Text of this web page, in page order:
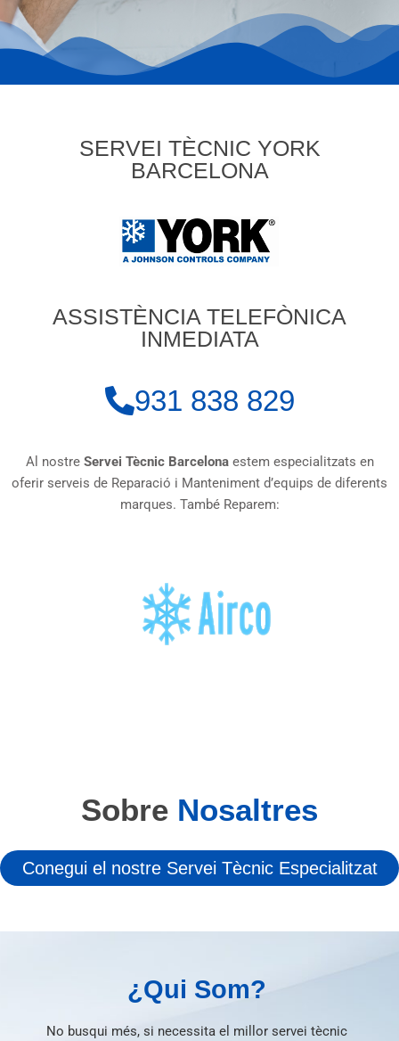
SERVEI TÈCNIC YORK
BARCELONA
ASSISTÈNCIA TELEFÒNICA
INMEDIATA
931 838 829
Al nostre Servei Tècnic Barcelonaestem especialitzats en
oferir serveis de Reparació i Manteniment d’equips de diferents
marques. També Reparem:
Sobre Nosaltres
Conegui el nostre Servei Tècnic Especialitzat
¿Qui Som?
No busqui més, si necessita el millor servei tècnic